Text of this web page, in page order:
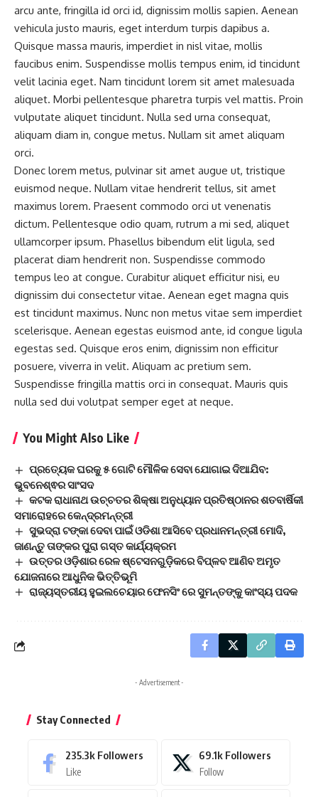
arcu ante, fringilla id orci id, dignissim mollis sapien. Aenean
vehicula justo mauris, eget interdum turpis dapibus a.
Quisque massa mauris, imperdiet in nisl vitae, mollis
faucibus enim. Suspendisse mollis tempus enim, id tincidunt
velit lacinia eget. Nam tincidunt lorem sit amet malesuada
aliquet. Morbi pellentesque pharetra turpis vel mattis. Proin
vulputate aliquet tincidunt. Nulla sed urna consequat,
aliquam diam in, congue metus. Nullam sit amet aliquam
orci.
Donec lorem metus, pulvinar sit amet augue ut, tristique
euismod neque. Nullam vitae hendrerit tellus, sit amet
maximus lorem. Praesent commodo orci ut venenatis
dictum. Pellentesque odio quam, rutrum a mi sed, aliquet
ullamcorper ipsum. Phasellus bibendum elit ligula, sed
placerat diam hendrerit non. Suspendisse commodo
tempus leo at congue. Curabitur aliquet efficitur nisi, eu
dignissim dui consectetur vitae. Aenean eget magna quis
est tincidunt maximus. Nunc non metus vitae sem imperdiet
scelerisque. Aenean egestas euismod ante, id congue ligula
egestas sed. Quisque eros enim, dignissim non efficitur
posuere, viverra in velit. Aliquam ac pretium sem.
Suspendisse fringilla mattis orci in consequat. Mauris quis
nulla sed dui volutpat semper eget at neque.
You Might Also Like
ପ୍ରତ୍ୟେକ ଘରକୁ ୫ ଗୋଟି ମୌଳିକ ସେବା ଯୋଗାଇ ଦିଆଯିବ:
ଭୁବନେଶ୍ଵର ସାଂସଦ
କଟକ ରାଧାନାଥ ଉଚ୍ଚତର ଶିକ୍ଷା ଅନୁଧ୍ୟାନ ପ୍ରତିଷ୍ଠାନର ଶତବାର୍ଷିକୀ
ସମାରୋହରେ କେନ୍ଦ୍ରମନ୍ତ୍ରୀ
ସୁଭଦ୍ରା ଟଙ୍କା ଦେବା ପାଇଁ ଓଡିଶା ଆସିବେ ପ୍ରଧାନମନ୍ତ୍ରୀ ମୋଦି,
ଜାଣନ୍ତୁ ତାଙ୍କର ପୁରା ଗସ୍ତ କାର୍ଯ୍ୟକ୍ରମ
ଉତ୍ତର ଓଡ଼ିଶାର ରେଳ ଷ୍ଟେସନଗୁଡ଼ିକରେ ବିପ୍ଳବ ଆଣିବ ଅମୃତ
ଯୋଜନାରେ ଆଧୁନିକ ଭିତ୍ତିଭୂମି
ରାଜ୍ୟସ୍ତରୀୟ ହୁଇଲଚେୟାର ଫେନସିଂ ରେ ସୁମନ୍ତଙ୍କୁ କାଂସ୍ୟ ପଦକ
- Advertisement -
Stay Connected
235.3k Followers
Like
69.1k Followers
Follow